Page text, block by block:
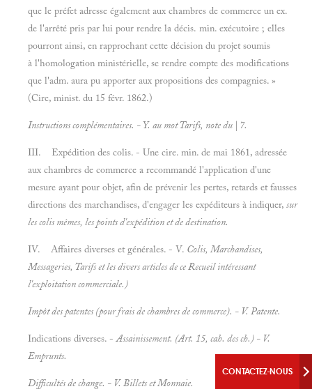
que le préfet adresse également aux chambres de commerce un ex.
de l'arrêté pris par lui pour rendre la décis. min. exécutoire ; elles
pourront ainsi, en rapprochant cette décision du projet soumis
à l'homologation ministérielle, se rendre compte des modifications
que l'adm. aura pu apporter aux propositions des compagnies. »
(Cire, minist. du 15 févr. 1862.)
Instructions complémentaires. - Y. au motTarifs, note du | 7.
III. Expédition des colis. - Une cire. min. de mai 1861, adressée
aux chambres de commerce a recommandé l'application d'une
mesure ayant pour objet, afin de prévenir les pertes, retards et fausses
directions des marchandises, d'engager les expéditeurs à indiquer, sur
les colis mêmes, les points d'expédition et de destination.
IV. Affaires diverses et générales. - V. Colis, Marchandises,
Messageries, Tarifs et les divers articles de ce Recueil intéressant
l'exploitation commerciale.)
Impôt des patentes (pour frais de chambres de commerce). - V.Patente.
Indications diverses. -Assainissement. (Art. 15, cah. des ch.) - V.
Emprunts.
Difficultés de change. - V.Billets etMonnaie.
CONTACTEZ-NOUS